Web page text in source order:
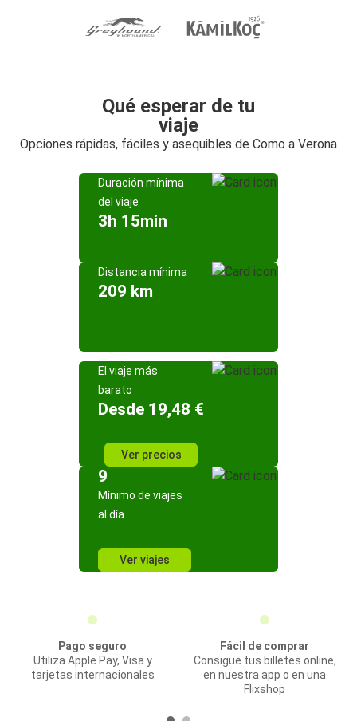
Qué esperar de tu
viaje
Opciones rápidas, fáciles y asequibles de Como a Verona
Duración mínima
del viaje
3h 15min
Distancia mínima
209 km
El viaje más
barato
Desde 19,48 €
Ver precios
9
Mínimo de viajes
al día
Ver viajes
Pago seguro
Utiliza Apple Pay, Visa y
tarjetas internacionales
Fácil de comprar
Consigue tus billetes online,
en nuestra app o en una
Flixshop